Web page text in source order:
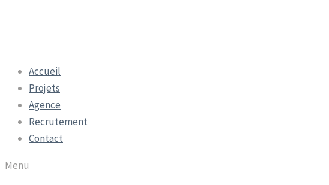
Accueil
Projets
Agence
Recrutement
Contact
Menu